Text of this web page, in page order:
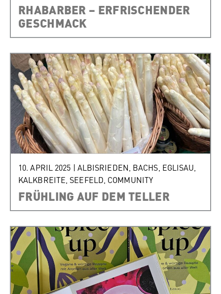
RHABARBER – ERFRISCHENDER
GESCHMACK
10. APRIL 2025 | ALBISRIEDEN BACHS EGLISAU
KALKBREITE SEEFELD COMMUNITY
FRÜHLING AUF DEM TELLER